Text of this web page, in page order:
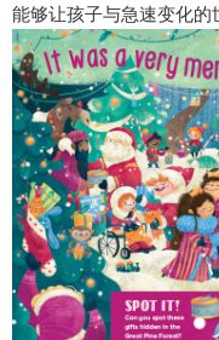
能够让孩子与急速变化的